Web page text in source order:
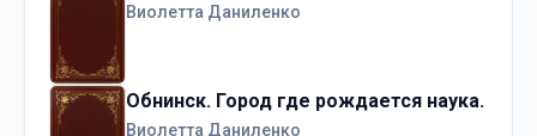
Виолетта Даниленко
Обнинск. Город где рождается наука.
Виолетта Даниленко